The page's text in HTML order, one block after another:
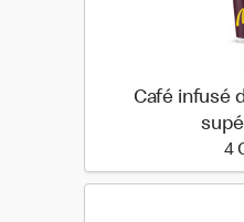
Café infusé
4